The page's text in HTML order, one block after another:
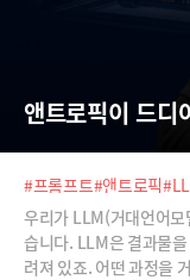
앤트로픽이 드디
#프롬프트#앤트로픽
우리가 LLM(거대언어모
습니다. LLM은 결과물
려져 있죠. 어떤 과정을